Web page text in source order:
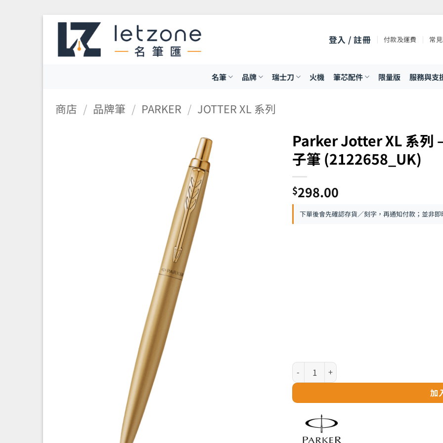
Skip
content
登入 / 註冊 付款及運費 常
名筆 品牌 瑞士刀 火機 筆芯配件 限量版 服務與支
商店 / 品牌筆 / PARKER / JOTTER XL 系列
Parker Jotter XL 系列
子筆 (2122658_UK)
$298.00
下單後會先確認存貨／刻字，再通知付款；並非即
Parker Jotter XL 系列 - Mono Gold 純黃金色
加